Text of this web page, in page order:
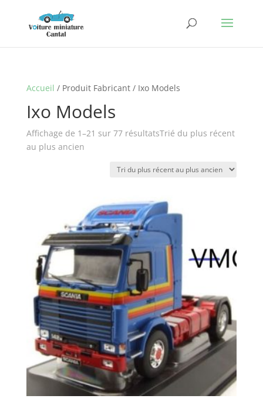
Accueil / Produit Fabricant / Ixo Models
Ixo Models
Affichage de 1–21 sur 77 résultatsTrié du plus récent
au plus ancien